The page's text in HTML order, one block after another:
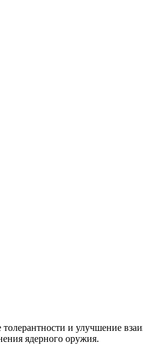
толерантности и улучшение
ядерного оружия.